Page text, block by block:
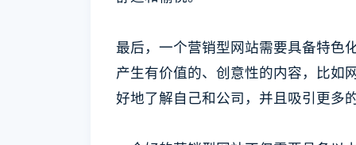
最后，一个营销型网站需要具备特色
产生有价值的、创意性的内容，比如
好地了解自己和公司，并且吸引更多